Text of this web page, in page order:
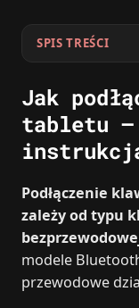
SPIS TREŚCI
Jak
tabletu –
Podłączenie
zależy od typu
modele
przewodowe